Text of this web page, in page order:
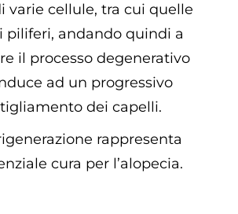
varie cellule, tra cui quelle
piliferi, andando quindi a
il processo degenerativo
ad un progressivo
dei capelli.
rappresenta
cura per l’alopecia.